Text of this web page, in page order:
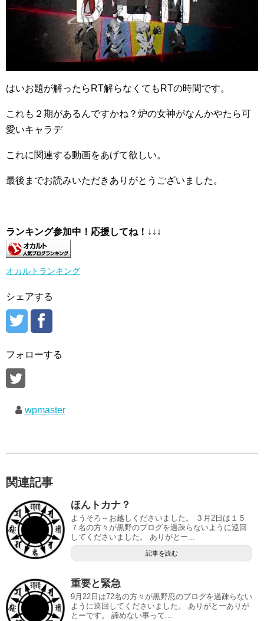
はいお題が解ったらRT解らなくてもRTの時間です。
これも２期があるんですかね？炉の女神がなんかやたら可
愛いキャラデ
これに関連する動画をあげて欲しい。
最後までお読みいただきありがとうございました。
ランキング参加中！応援してね！ ↓↓↓
オカルトランキング
シェアする
フォローする
wpmaster
関連記事
ほんトカナ？
ようそろ～お越しくださいました。 ３月2日は１５
７名の方々が黒野のブログを過疎らないように巡回
してくださいました。 ありがとー...
記事を読む
重要と緊急
9月22日は72名の方々が黒野忍のブログを過疎らない
ように巡回してくださいました。 ありがとーありが
とーです。 諦めない事って...